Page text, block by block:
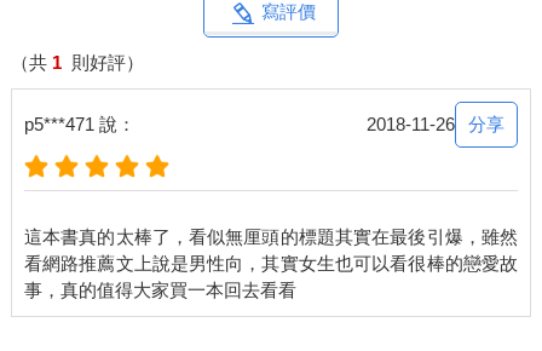
寫評價
（共 1 則好評）
p5***471 說： 2018-11-26 分享
這本書真的太棒了，看似無厘頭的標題其實在最後引爆，雖然
看網路推薦文上說是男性向，其實女生也可以看很棒的戀愛故
事，真的值得大家買一本回去看看